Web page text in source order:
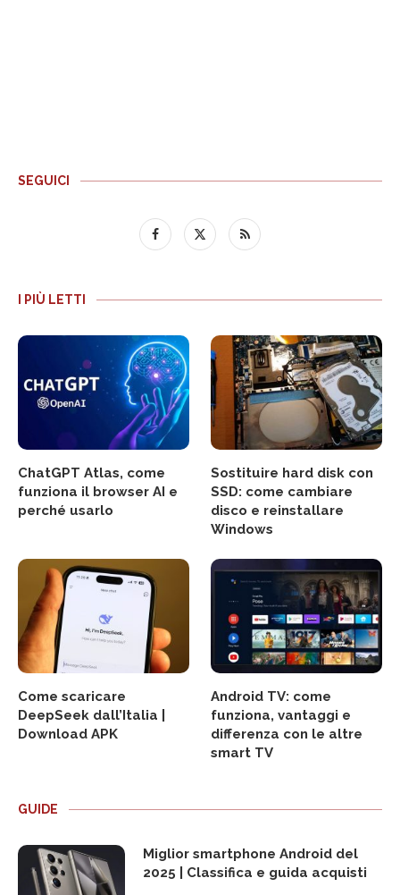
SEGUICI
I PIÙ LETTI
ChatGPT Atlas, come
funziona il browser AI e
perché usarlo
Sostituire hard disk con
SSD: come cambiare
disco e reinstallare
Windows
Come scaricare
DeepSeek dall’Italia |
Download APK
Android TV: come
funziona, vantaggi e
differenza con le altre
smart TV
GUIDE
Miglior smartphone Android del
2025 | Classifica e guida acquisti